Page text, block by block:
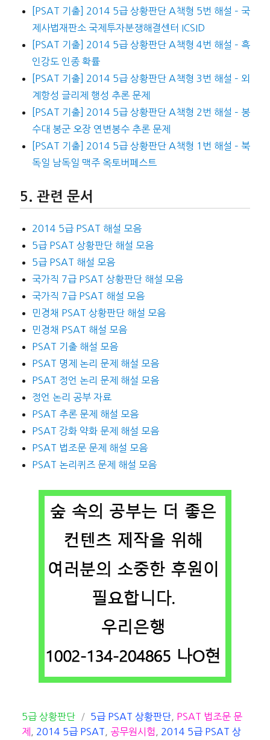
[PSAT 기출] 2014 5급 상황판단 A책형 5번 해설 – 국
제사법재판소 국제투자분쟁해결센터 ICSID
[PSAT 기출] 2014 5급 상황판단 A책형 4번 해설 – 흑
인강도 인종 확률
[PSAT 기출] 2014 5급 상황판단 A책형 3번 해설 – 외
계항성 글리제 행성 추론 문제
[PSAT 기출] 2014 5급 상황판단 A책형 2번 해설 – 봉
수대 봉군 오장 연변봉수 추론 문제
[PSAT 기출] 2014 5급 상황판단 A책형 1번 해설 – 북
독일 남독일 맥주 옥토버페스트
관련 문서
2014 5급 PSAT 해설 모음
5급 PSAT 상황판단 해설 모음
5급 PSAT 해설 모음
국가직 7급 PSAT 상황판단 해설 모음
국가직 7급 PSAT 해설 모음
민경채 PSAT 상황판단 해설 모음
민경채 PSAT 해설 모음
PSAT 기출 해설 모음
PSAT 명제 논리 문제 해설 모음
PSAT 정언 논리 문제 해설 모음
정언 논리 공부 자료
PSAT 추론 문제 해설 모음
PSAT 강화 약화 문제 해설 모음
PSAT 법조문 문제 해설 모음
PSAT 논리퀴즈 문제 해설 모음
카
테
5급 상황판단
태
그
5급 PSAT 상황판단, PSAT 법조문 문
제
2014 5급 PSAT 공무원시험
2014 5급 PSAT 상